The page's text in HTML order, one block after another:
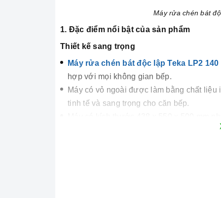
Máy rửa chén bát
1. Đặc điểm nổi bật của sản phẩm
Thiết kế sang trọng
Máy rửa chén bát độc lập Teka LP2 140
hợp với mọi không gian bếp.
Máy có vỏ ngoài được làm bằng chất
tinh tế và sang trọng cho căn bếp.
phần. Bảng điều khiển của máy được